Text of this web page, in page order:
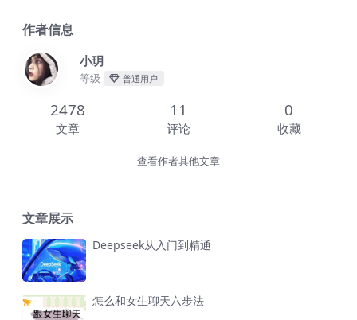
作者信息
小玥
等级 普通用户
2478
文章
11
评论
0
收藏
查看作者其他文章
文章展示
Deepseek从入门到精通
怎么和女生聊天六步法